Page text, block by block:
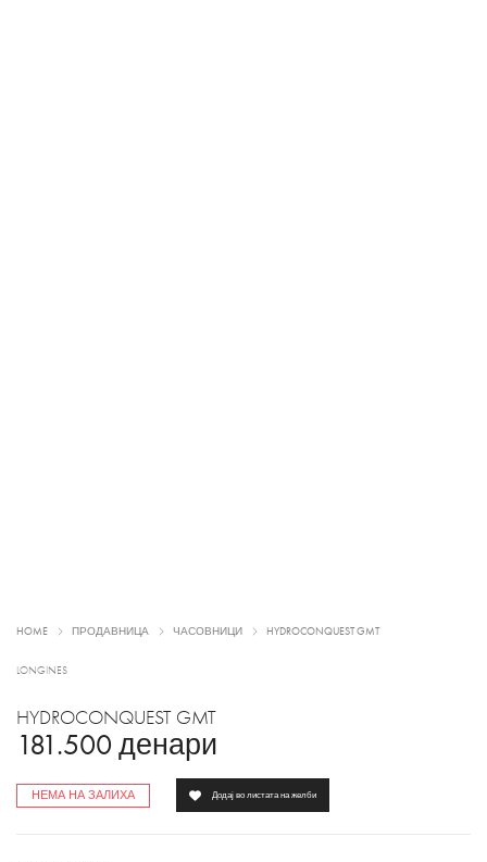
HOME ПРОДАВНИЦА ЧАСОВНИЦИ HYDROCONQUEST GMT
LONGINES
HYDROCONQUEST GMT
181.500 денари
НЕМА НА ЗАЛИХА Додај во листата на желби